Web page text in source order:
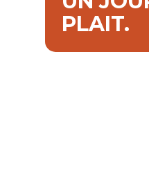
PLAIT.